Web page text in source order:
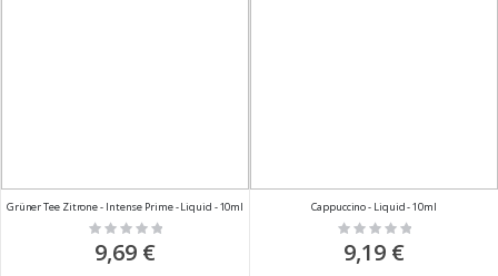
Grüner Tee Zitrone - Intense Prime - Liquid - 10ml
Rating:
0%
9,69 €
Cappuccino - Liquid - 10ml
Rating:
0%
9,19 €